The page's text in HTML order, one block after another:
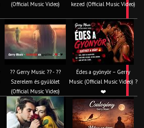
(Official Music Video)
kezed (Official Music Video)
?? Gerry Music ?? - ??
Szerelem és gyűlölet
(Official Music Video)
Édes a gyönyör – Gerry
Music (Official Music Video) ?
❤️